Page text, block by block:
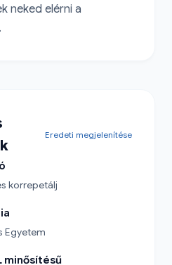
neked elérni a
Eredeti megjelenítése
korrepetálj
Egyetem
minősítésű